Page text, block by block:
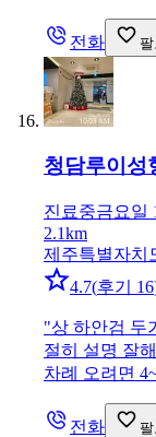
전화 팔
청담루이성
진료중금요일
2.1km
제주특별자치
4.7(후기 16
"상 하안검 두
절히 설명 잘
차례 오려면
전화 팔